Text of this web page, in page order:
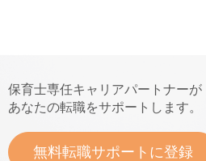
保育士専任キャリアパートナーが
あなたの転職をサポートします。
無料転職サポートに登録